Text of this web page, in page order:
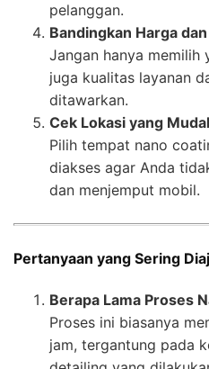
pelanggan.
Bandingkan Harga
Jangan hanya memilih
juga kualitas layanan
ditawarkan.
Cek Lokasi yang
Pilih tempat nano
diakses agar Anda
dan menjemput mobil.
Pertanyaan yang Sering
Berapa Lama Proses
Proses ini biasanya
jam, tergantung pada